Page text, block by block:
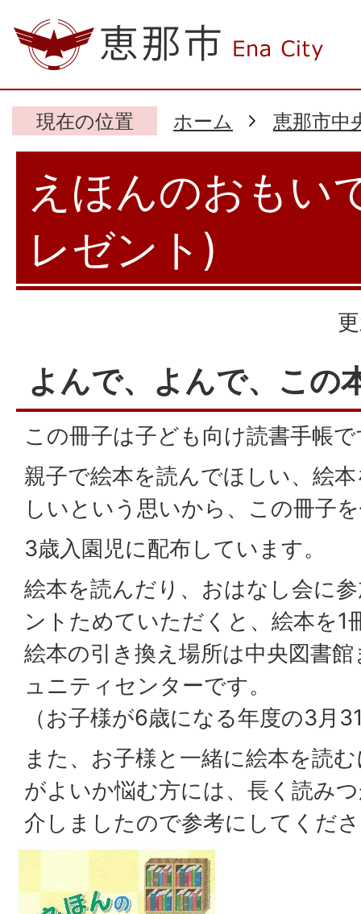
現在の位置 ホーム 恵那市中
えほんのおもい
レゼント)
よんで、よんで、この
この冊子は子ども向け読書手帳
親子で絵本を読んでほしい、絵
しいという思いから、この冊子
3歳入園児に配布しています。
絵本を読んだり、おはなし会に
ントためていただくと、絵本を1
絵本の引き換え場所は中央図書
ュニティセンターです。
（お子様が6歳になる年度の3月
また、お子様と一緒に絵本を読
がよいか悩む方には、長く読み
介しましたので参考にしてくだ